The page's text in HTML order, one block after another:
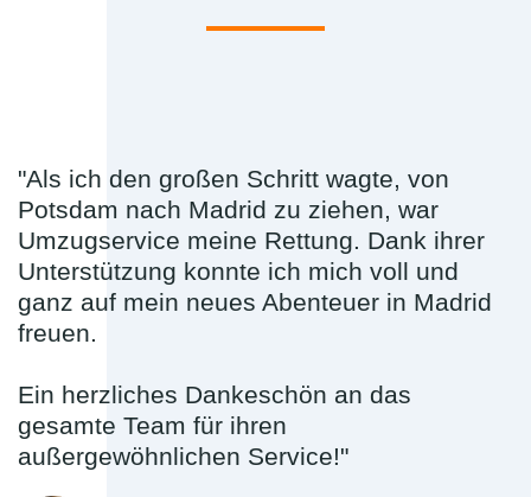
"Als ich den großen Schritt wagte, von
Potsdam nach Madrid zu ziehen, war
Umzugservice meine Rettung. Dank ihrer
Unterstützung konnte ich mich voll und
ganz auf mein neues Abenteuer in Madrid
freuen.
Ein herzliches Dankeschön an das
gesamte Team für ihren
außergewöhnlichen Service!"